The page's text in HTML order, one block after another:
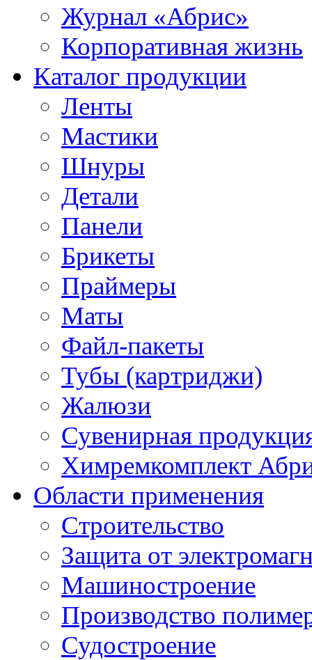
Журнал «Абрис»
Корпоративная жизнь
Каталог продукции
Ленты
Мастики
Шнуры
Детали
Панели
Брикеты
Праймеры
Маты
Файл-пакеты
Тубы (картриджи)
Жалюзи
Сувенирная
Химремкомплект
Области применения
Строительство
Защита от
Машиностроение
Производство
Судостроение